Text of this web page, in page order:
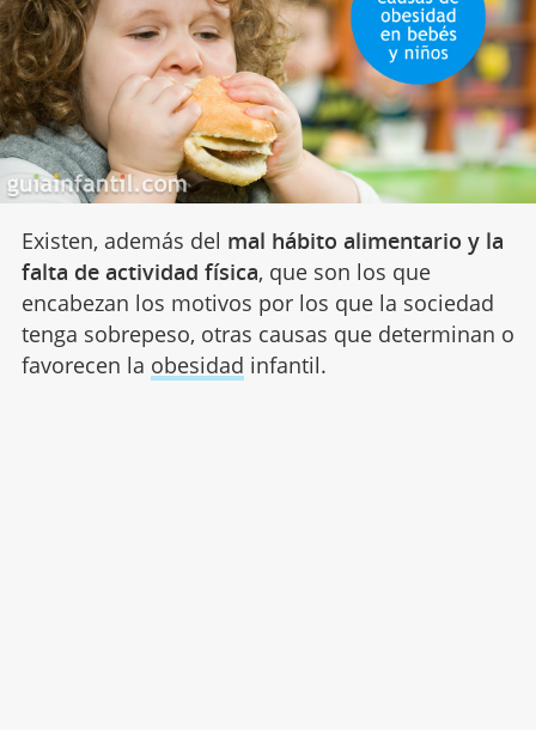
Existen, además del mal hábito alimentario y la
falta de actividad física, que son los que
encabezan los motivos por los que la sociedad
tenga sobrepeso, otras causas que determinan o
favorecen la obesidad infantil.